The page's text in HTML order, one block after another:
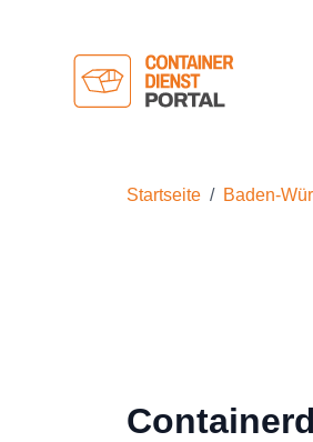
Startseite Baden-